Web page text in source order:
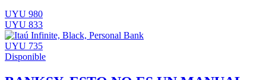
UYU 980
UYU 833
UYU 735
Disponible